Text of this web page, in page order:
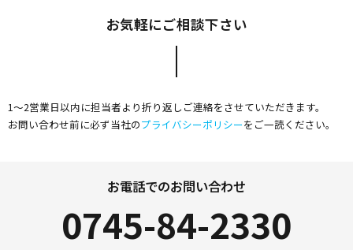
お気軽にご相談下さい
1～2営業日以内に担当者より折り返しご連絡をさせていただきます。
お問い合わせ前に必ず当社のプライバシーポリシーをご一読ください。
お電話でのお問い合わせ
0745-84-2330